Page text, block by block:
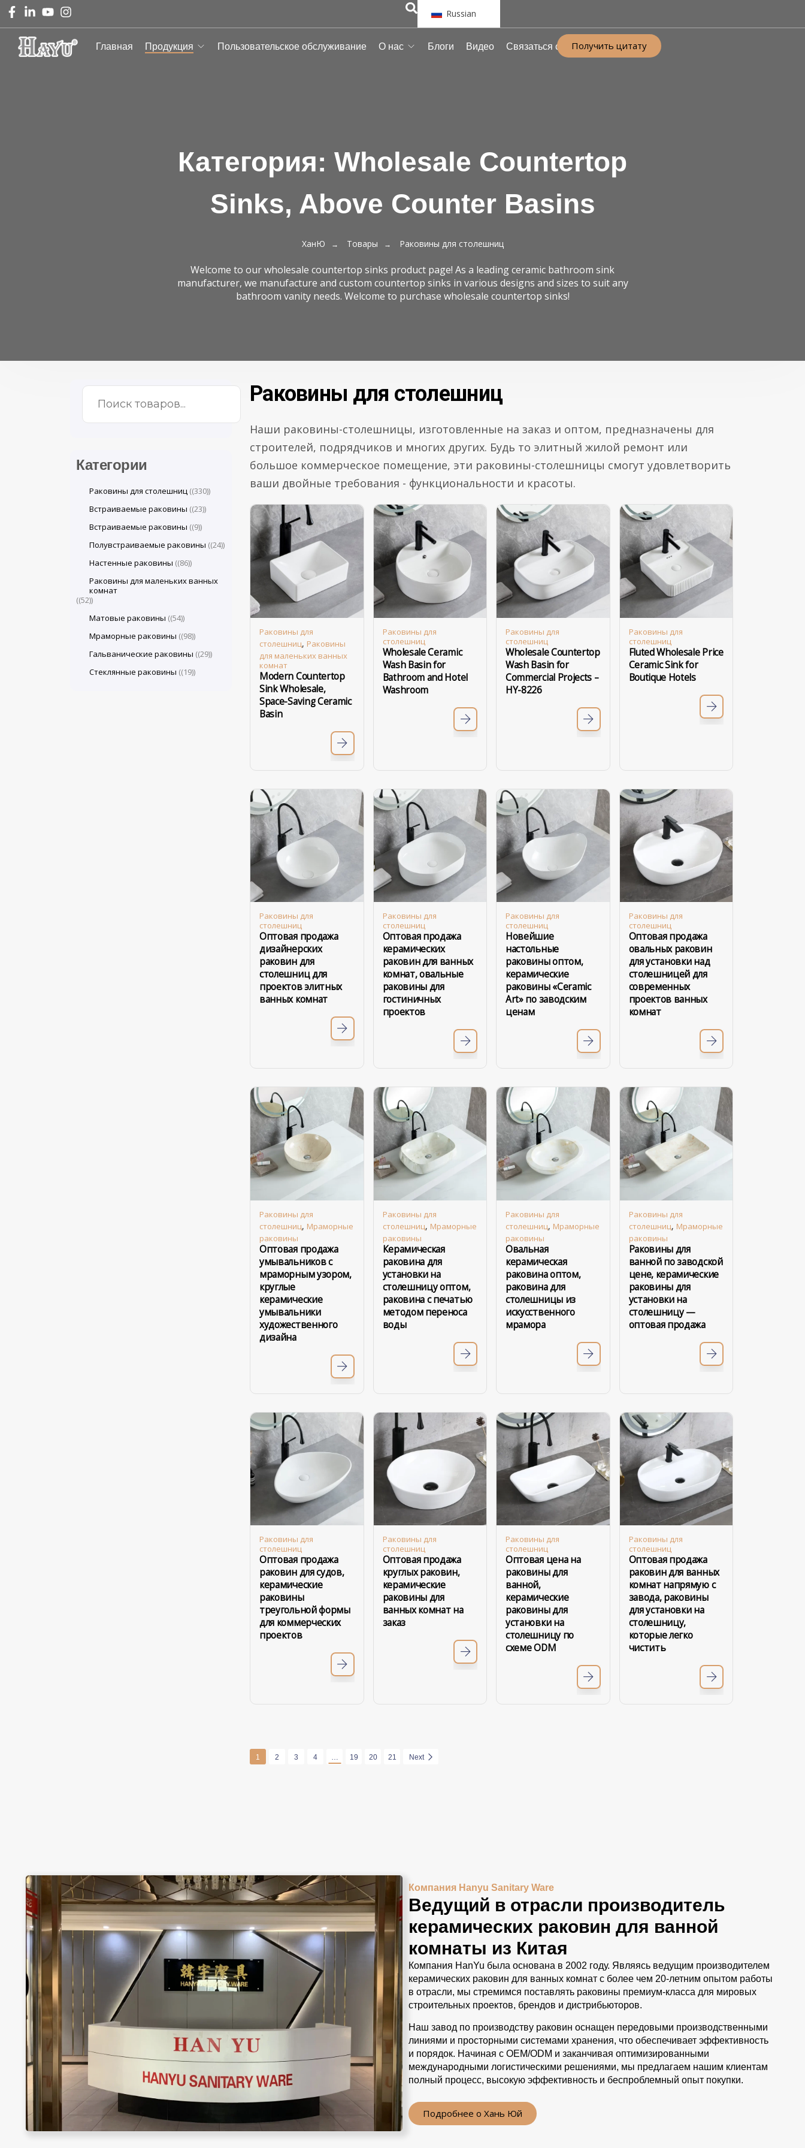
Russian
Главная Продукция Пользовательское обслуживание О нас Блоги Видео Связаться с Получить цитату
Категория: Wholesale Countertop
Sinks, Above Counter Basins
ХанЮ Товары Раковины для столешниц
Welcome to our wholesale countertop sinks product page! As a leading ceramic bathroom sink
manufacturer, we manufacture and custom countertop sinks in various designs and sizes to suit any
bathroom vanity needs. Welcome to purchase wholesale countertop sinks!
Раковины для столешниц
Наши раковины-столешницы, изготовленные на заказ и оптом, предназначены для
строителей, подрядчиков и многих других. Будь то элитный жилой ремонт или
большое коммерческое помещение, эти раковины-столешницы смогут удовлетворить
ваши двойные требования - функциональности и красоты.
Раковины для
столешниц, Раковины
для маленьких ванных
комнат
Modern Countertop
Sink Wholesale,
Space-Saving Ceramic
Basin
Раковины для
столешниц
Wholesale Ceramic
Wash Basin for
Bathroom and Hotel
Washroom
Раковины для
столешниц
Wholesale Countertop
Wash Basin for
Commercial Projects –
HY-8226
Раковины для
столешниц
Fluted Wholesale Price
Ceramic Sink for
Boutique Hotels
Раковины для
столешниц
Оптовая продажа
дизайнерских
раковин для
столешниц для
проектов элитных
ванных комнат
Раковины для
столешниц
Оптовая продажа
керамических
раковин для ванных
комнат, овальные
раковины для
гостиничных
проектов
Раковины для
столешниц
Новейшие
настольные
раковины оптом,
керамические
раковины «Ceramic
Art» по заводским
ценам
Раковины для
столешниц
Оптовая продажа
овальных раковин
для установки над
столешницей для
современных
проектов ванных
комнат
Раковины для
столешниц, Мраморные
раковины
Оптовая продажа
умывальников с
мраморным узором,
круглые
керамические
умывальники
художественного
дизайна
Раковины для
столешниц, Мраморные
раковины
Керамическая
раковина для
установки на
столешницу оптом,
раковина с печатью
методом переноса
воды
Раковины для
столешниц, Мраморные
раковины
Овальная
керамическая
раковина оптом,
раковина для
столешницы из
искусственного
мрамора
Раковины для
столешниц, Мраморные
раковины
Раковины для
ванной по заводской
цене, керамические
раковины для
установки на
столешницу —
оптовая продажа
Раковины для
столешниц
Оптовая продажа
раковин для судов,
керамические
раковины
треугольной формы
для коммерческих
проектов
Раковины для
столешниц
Оптовая продажа
круглых раковин,
керамические
раковины для
ванных комнат на
заказ
Раковины для
столешниц
Оптовая цена на
раковины для
ванной,
керамические
раковины для
установки на
столешницу по
схеме ODM
Раковины для
столешниц
Оптовая продажа
раковин для ванных
комнат напрямую с
завода, раковины
для установки на
столешницу,
которые легко
чистить
1 2 3 4 … 19 20 21 Next
Категории
Раковины для столешниц (330)
Встраиваемые раковины (23)
Встраиваемые раковины (9)
Полувстраиваемые раковины (24)
Настенные раковины (86)
Раковины для маленьких ванных
комнат
(52)
Матовые раковины (54)
Мраморные раковины (98)
Гальванические раковины (29)
Стеклянные раковины (19)
Компания Hanyu Sanitary Ware
Ведущий в отрасли производитель
керамических раковин для ванной
комнаты из Китая
Компания HanYu была основана в 2002 году. Являясь ведущим производителем
керамических раковин для ванных комнат с более чем 20-летним опытом работы
в отрасли, мы стремимся поставлять раковины премиум-класса для мировых
строительных проектов, брендов и дистрибьюторов.
Наш завод по производству раковин оснащен передовыми производственными
линиями и просторными системами хранения, что обеспечивает эффективность
и порядок. Начиная с OEM/ODM и заканчивая оптимизированными
международными логистическими решениями, мы предлагаем нашим клиентам
полный процесс, высокую эффективность и беспроблемный опыт покупки.
Подробнее о Хань Юй